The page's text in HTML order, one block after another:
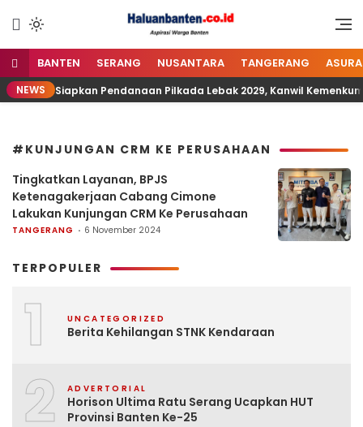
konten
Haluan Banten
Aspirasi Warga Banten
BANTEN SERANG NUSANTARA TANGERANG
NEWS Siapkan Pendanaan Pilkada Lebak 2029, Kanwil
#KUNJUNGAN CRM KE PERUSAHAAN
Tingkatkan Layanan, BPJS
Ketenagakerjaan Cabang Cimone
Lakukan Kunjungan CRM Ke Perusahaan
TANGERANG 6 November 2024
TERPOPULER
1 UNCATEGORIZED
Berita Kehilangan STNK Kendaraan
2 ADVERTORIAL
Horison Ultima Ratu Serang Ucapkan HUT
Provinsi Banten Ke-25